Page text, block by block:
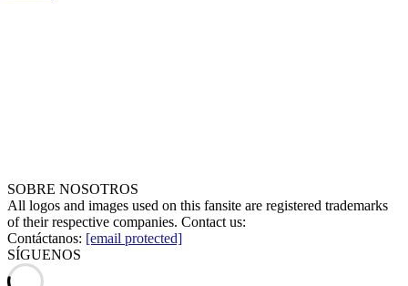
SOBRE NOSOTROS
All logos and images used on this fansite are registered trademarks
of their respective companies. Contact us:
Contáctanos: [email protected]
SÍGUENOS